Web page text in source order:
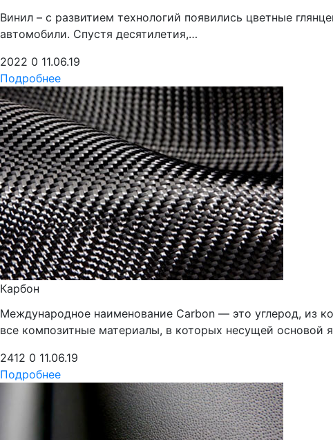
Винил – с развитием технологий появились цветные
автомобили. Спустя десятилетия,…
2022 0 11.06.19
Подробнее
Карбон
Международное наименование Carbon — это углерод, из
все композитные материалы, в которых несущей основой
2412 0 11.06.19
Подробнее